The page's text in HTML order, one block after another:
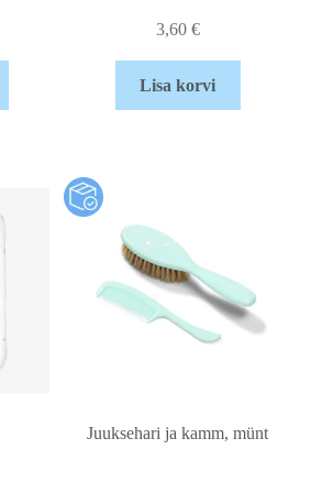
3,60 €
Lisa korvi
Juuksehari ja kamm, münt